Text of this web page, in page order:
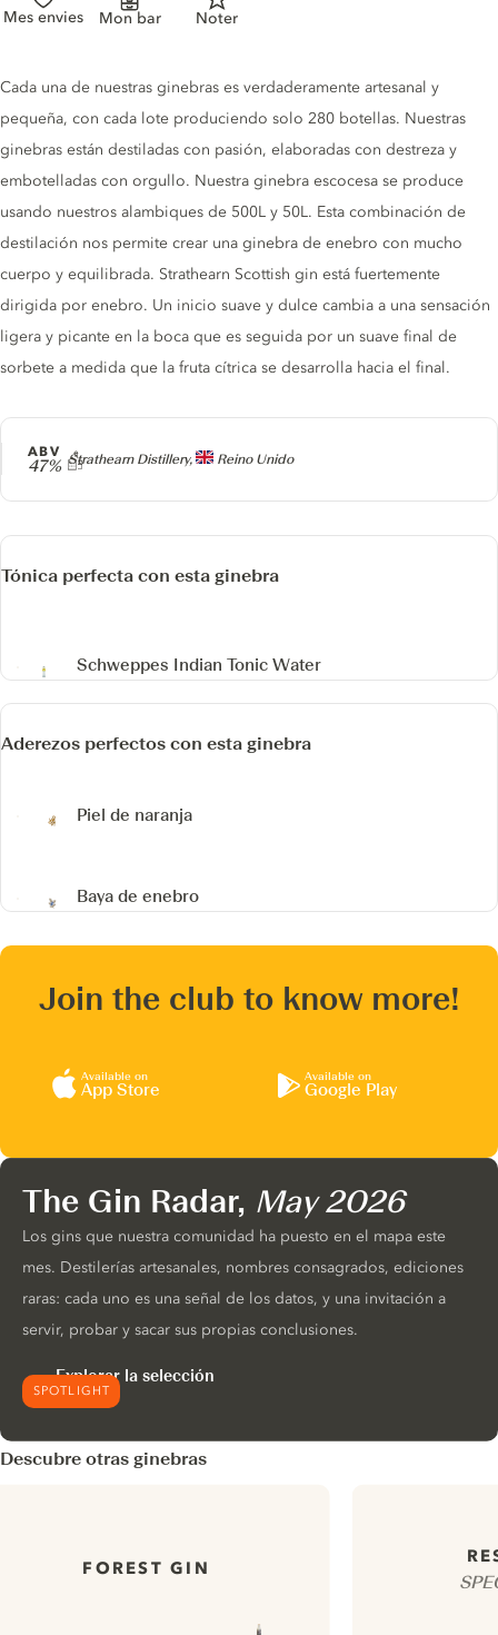
Mes envies Mon bar Noter
Producer
Strathearn Distillery, Reino Unido
ABV
47%
Gin description
Cada una de nuestras ginebras es verdaderamente artesanal y
pequeña, con cada lote produciendo solo 280 botellas. Nuestras
ginebras están destiladas con pasión, elaboradas con destreza y
embotelladas con orgullo. Nuestra ginebra escocesa se produce
usando nuestros alambiques de 500L y 50L. Esta combinación de
destilación nos permite crear una ginebra de enebro con mucho
cuerpo y equilibrada. Strathearn Scottish gin está fuertemente
dirigida por enebro. Un inicio suave y dulce cambia a una sensación
ligera y picante en la boca que es seguida por un suave final de
sorbete a medida que la fruta cítrica se desarrolla hacia el final.
Tónica perfecta con esta ginebra
Schweppes Indian Tonic Water
Aderezos perfectos con esta ginebra
Piel de naranja
Baya de enebro
Join the club to know more!
Available on
App Store
Available on
Google Play
SPOTLIGHT
The Gin Radar, May 2026
Los gins que nuestra comunidad ha puesto en el mapa este
mes. Destilerías artesanales, nombres consagrados, ediciones
raras: cada uno es una señal de los datos, y una invitación a
servir, probar y sacar sus propias conclusiones.
Explorar la selección
Descubre otras ginebras
FOREST GIN